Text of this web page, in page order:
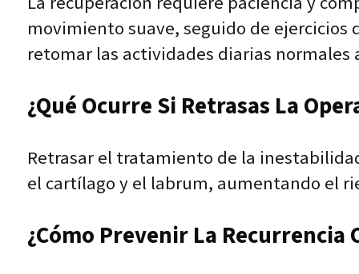
movimiento suave, seguido de
retomar las actividades diarias normales
¿Qué Ocurre Si Retrasas La
Retrasar el tratamiento de la
el cartílago y el labrum, aumentando el
¿Cómo Prevenir La Recurrencia